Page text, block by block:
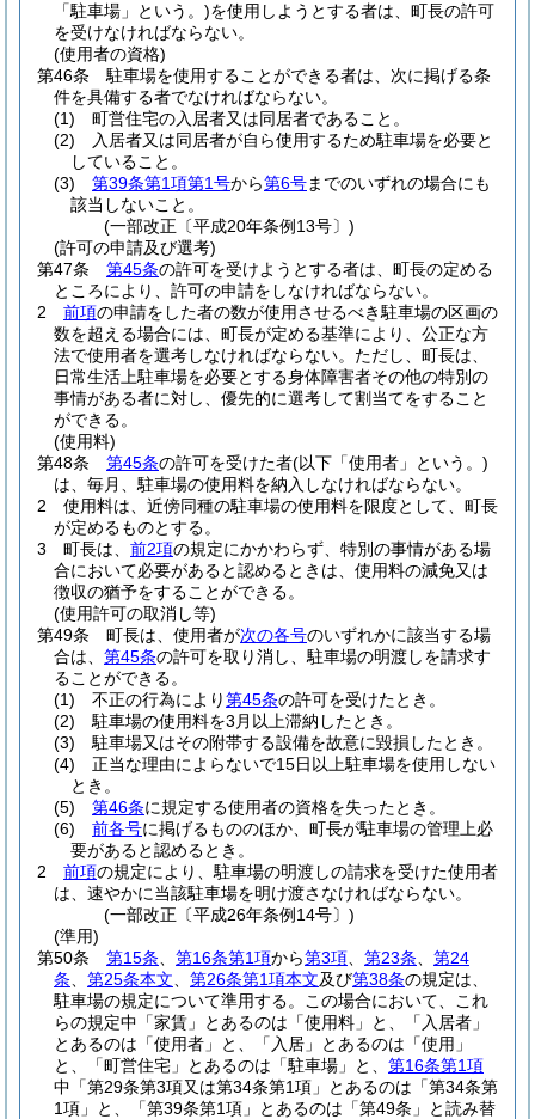
「駐車場」という。)を使用しようとする者は、町長の許可
を受けなければならない。
(使用者の資格)
第46条
駐車場を使用することができる者は、次に掲げる条
件を具備する者でなければならない。
(1)
町営住宅の入居者又は同居者であること。
(2)
入居者又は同居者が自ら使用するため駐車場を必要と
していること。
(3)
第39条第1項第1号から第6号までのいずれの場合にも
該当しないこと。
(一部改正〔平成20年条例13号〕)
(許可の申請及び選考)
第47条
第45条の許可を受けようとする者は、町長の定める
ところにより、許可の申請をしなければならない。
2
前項の申請をした者の数が使用させるべき駐車場の区画の
数を超える場合には、町長が定める基準により、公正な方
法で使用者を選考しなければならない。 ただし、町長は、
日常生活上駐車場を必要とする身体障害者その他の特別の
事情がある者に対し、優先的に選考して割当てをすること
ができる。
(使用料)
第48条
第45条の許可を受けた者(以下「使用者」という。)
は、毎月、駐車場の使用料を納入しなければならない。
2
使用料は、近傍同種の駐車場の使用料を限度として、町長
が定めるものとする。
3
町長は、 前2項の規定にかかわらず、特別の事情がある場
合において必要があると認めるときは、使用料の減免又は
徴収の猶予をすることができる。
(使用許可の取消し等)
第49条
町長は、使用者が次の各号のいずれかに該当する場
合は、 第45条の許可を取り消し、駐車場の明渡しを請求す
ることができる。
(1)
不正の行為により第45条の許可を受けたとき。
(2)
駐車場の使用料を3月以上滞納したとき。
(3)
駐車場又はその附帯する設備を故意に毀損したとき。
(4)
正当な理由によらないで15日以上駐車場を使用しない
とき。
(5)
第46条に規定する使用者の資格を失ったとき。
(6)
前各号に掲げるもののほか、町長が駐車場の管理上必
要があると認めるとき。
2
前項の規定により、駐車場の明渡しの請求を受けた使用者
は、速やかに当該駐車場を明け渡さなければならない。
(一部改正〔平成26年条例14号〕)
(準用)
第50条
第15条 第16条第1項から第3項 第23条
第24
条
第25条本文 第26条第1項本文及び第38条の規定は、
駐車場の規定について準用する。
この場合において、これ
らの規定中「家賃」とあるのは「使用料」と、「入居者」
とあるのは「使用者」と、「入居」とあるのは「使用」
と、「町営住宅」とあるのは「駐車場」と、 第16条第1項
中「第29条第3項又は第34条第1項」とあるのは「第34条第
1項」と、「第39条第1項」とあるのは「第49条」と読み替